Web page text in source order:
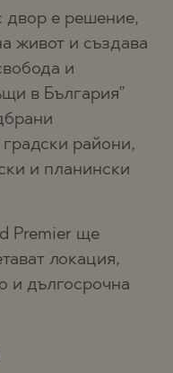
двор е решение,
живот и създава
и
в България”
райони,
и планински
Premier ще
локация,
и дългосрочна